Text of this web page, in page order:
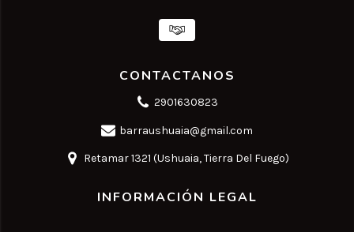
CONTACTANOS
2901630823
barraushuaia@gmail.com
Retamar 1321 (Ushuaia, Tierra Del Fuego)
INFORMACIÓN LEGAL